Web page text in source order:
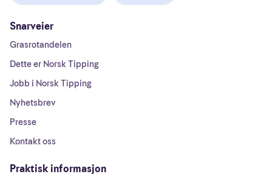
Snarveier
Grasrotandelen
Dette er Norsk Tipping
Jobb i Norsk Tipping
Nyhetsbrev
Presse
Kontakt oss
Praktisk informasjon